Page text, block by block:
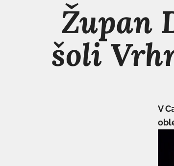
Župan
šoli
V